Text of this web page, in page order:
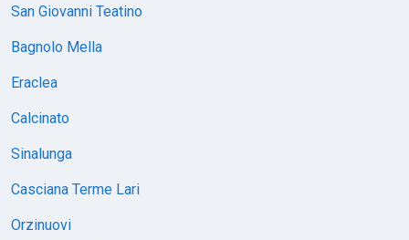
San Giovanni Teatino
Bagnolo Mella
Eraclea
Calcinato
Sinalunga
Casciana Terme Lari
Orzinuovi